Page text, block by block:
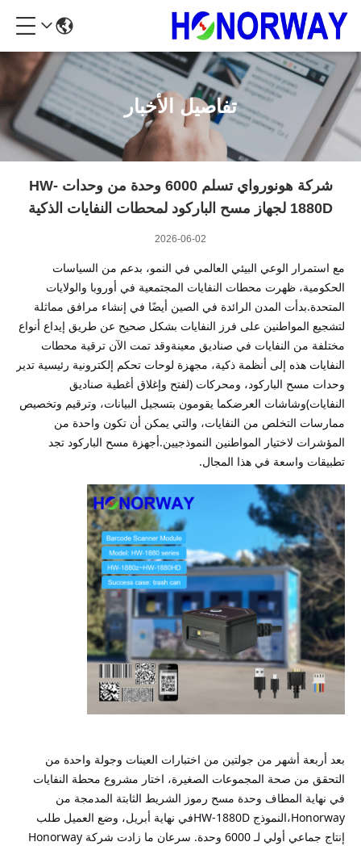
تفاصيل الأخبار
شركة هونورواي تسلم 6000 وحدة من وحدات HW-
1880D لجهاز مسح الباركود لمحطات النفايات الذكية
2026-06-02
مع استمرار الوعي البيئي العالمي في النمو، بدعم من السياسات
الحكومية، ظهرت محطات النفايات المجتمعية في أوروبا والولايات
المتحدة.بدأت المدن الرائدة في الصين أيضًا في إنشاء مرافق مماثلة
لتشجيع المواطنين على فرز النفايات بشكل صحيح عن طريق إيداع أنواع
مختلفة من النفايات في صناديق معينةوقد تمت الآن ترقية محطات
النفايات هذه إلى أنظمة ذكية، مجهزة لوحات تحكم إلكترونية رئيسية تدير
وحدات مسح الباركود، ومحركات (لفتح وإغلاق أغطية صناديق
النفايات)وشاشات العرضكما يقومون بتسجيل البيانات، وترقيم وتخصيص
ممارسات التخلص من النفايات، والتي يمكن أن تكون واحدة من
المؤشرات لاختيار المواطنين النموذجيين.أجهزة مسح الباركود تجد
تطبيقات واسعة في هذا المجال.
بعد أربعة أشهر من جولتين من اختبارات العينات وجولة واحدة من
التحقق من صحة المجموعات الصغيرة، اختار مشروع محطة النفايات
في نهاية المطاف وحدة مسح رموز الشريط الثابتة المدمجة من
Honorway،النموذج HW-1880Dفي نهاية أبريل، وضع العميل طلب
إنتاج جماعي أولي لـ 6000 وحدة. سرعان ما زادت شركة Honorway